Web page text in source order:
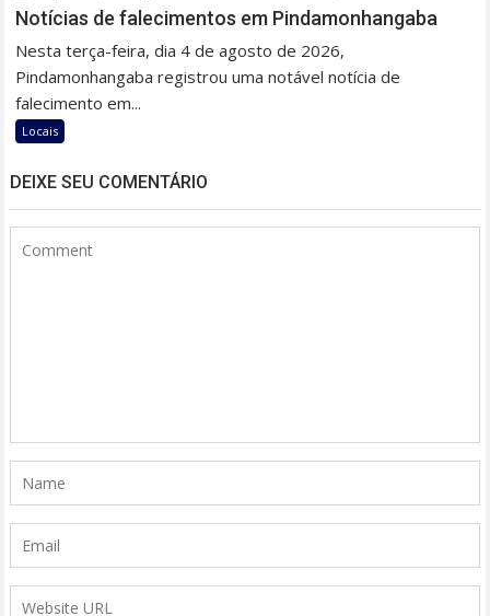
Notícias de falecimentos em Pindamonhangaba
Nesta terça-feira, dia 4 de agosto de 2026,
Pindamonhangaba registrou uma notável notícia de
falecimento em...
Locais
DEIXE SEU COMENTÁRIO